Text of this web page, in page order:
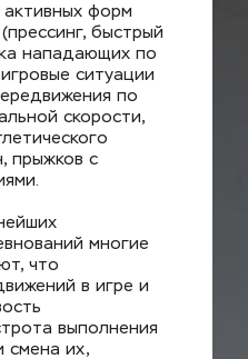
форм
быстрый
нападающих по
ситуации
по
скорости,
прыжков с
многие
что
в игре и
выполнения
смена их,